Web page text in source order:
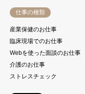
仕事の種類
産業保健のお仕事
臨床現場でのお仕事
Webを使った面談のお仕事
介護のお仕事
ストレスチェック